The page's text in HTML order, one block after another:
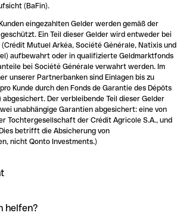
(BaFin).
eingezahlten Gelder werden gemäß der
Ein Teil dieser Gelder wird entweder bei
Mutuel Arkéa, Société Générale, Natixis und
aufbewahrt oder in qualifizierte Geldmarktfonds
bei Société Générale verwahrt werden. Im
unserer Partnerbanken sind Einlagen bis zu
Kunde durch den Fonds de Garantie des Dépôts
abgesichert. Der verbleibende Teil dieser Gelder
unabhängige Garantien abgesichert: eine von
Tochtergesellschaft der Crédit Agricole S.A., und
betrifft die Absicherung von
nicht Qonto Investments.)
helfen?